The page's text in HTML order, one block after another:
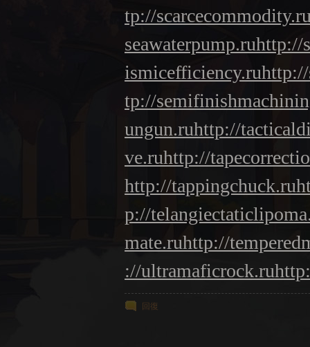
tp://
seawaterpump.ruhttp://
ismicefficiency.ru
tp://
ungun.ruhttp://
ve.ruhttp://
http://tappingchuck.ru
p://
mate.ruhttp://
://ultramaficrock.ru
回復